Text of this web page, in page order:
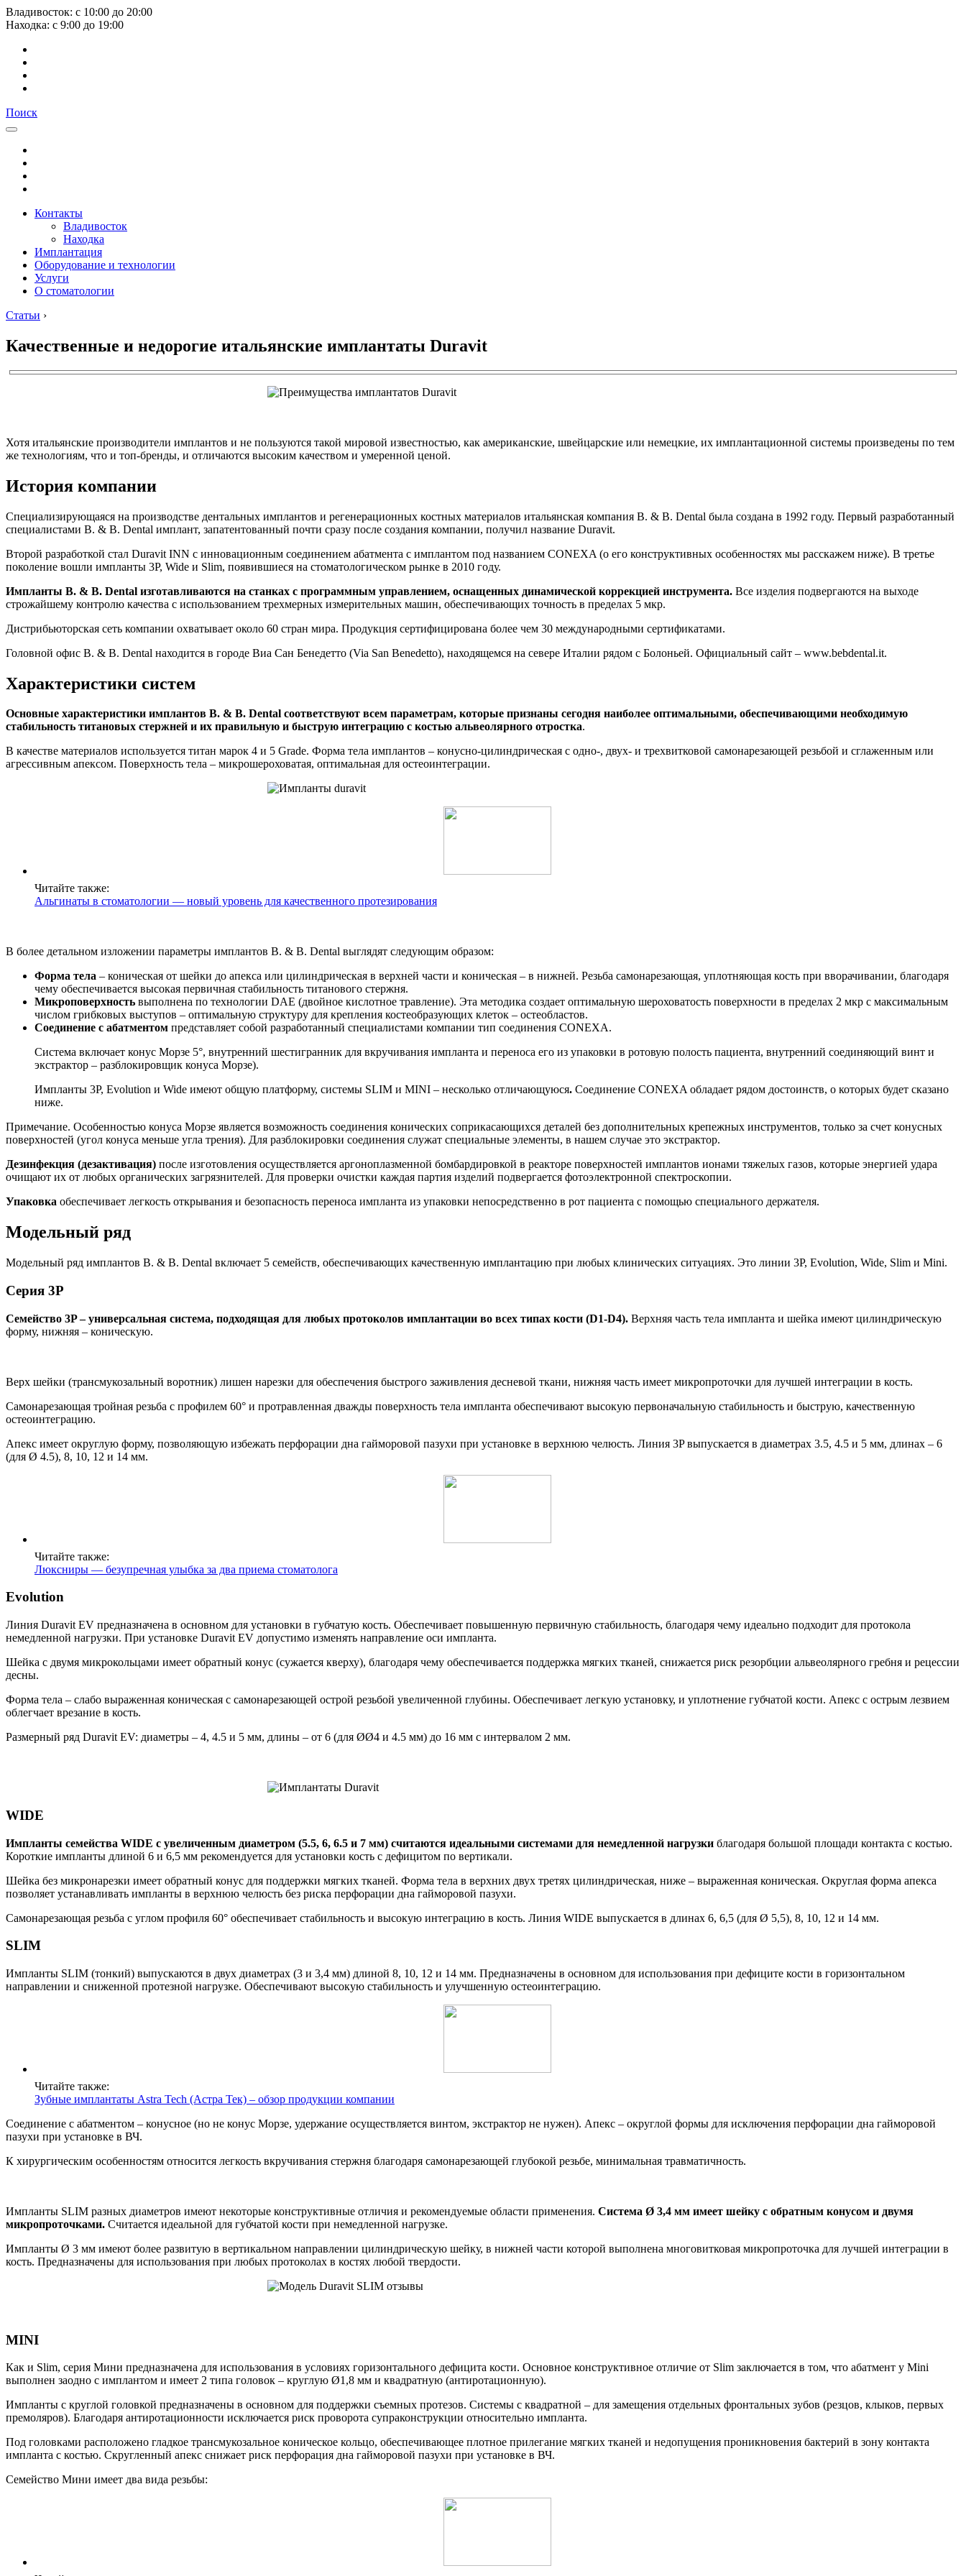
Владивосток: с 10:00 до 20:00
Находка: с 9:00 до 19:00
Поиск
Контакты
Владивосток
Находка
Имплантация
Оборудование и технологии
Услуги
О стоматологии
Статьи ›
Качественные и недорогие итальянские имплантаты Duravit
Хотя итальянские производители имплантов и не пользуются такой мировой известностью, как американские, швейцарские или немецкие, их имплантационной системы произведены по тем
же технологиям, что и топ-бренды, и отличаются высоким качеством и умеренной ценой.
История компании
Специализирующаяся на производстве дентальных имплантов и регенерационных костных материалов итальянская компания B. & B. Dental была создана в 1992 году. Первый разработанный
специалистами B. & B. Dental имплант, запатентованный почти сразу после создания компании, получил название Duravit.
Второй разработкой стал Duravit INN с инновационным соединением абатмента с имплантом под названием CONEXA (о его конструктивных особенностях мы расскажем ниже). В третье
поколение вошли импланты 3P, Wide и Slim, появившиеся на стоматологическом рынке в 2010 году.
Импланты B. & B. Dental изготавливаются на станках с программным управлением, оснащенных динамической коррекцией инструмента. Все изделия подвергаются на выходе
строжайшему контролю качества с использованием трехмерных измерительных машин, обеспечивающих точность в пределах 5 мкр.
Дистрибьюторская сеть компании охватывает около 60 стран мира. Продукция сертифицирована более чем 30 международными сертификатами.
Головной офис B. & B. Dental находится в городе Виа Сан Бенедетто (Via San Benedetto), находящемся на севере Италии рядом с Болоньей. Официальный сайт – www.bebdental.it.
Характеристики систем
Основные характеристики имплантов B. & B. Dental соответствуют всем параметрам, которые признаны сегодня наиболее оптимальными, обеспечивающими необходимую
стабильность титановых стержней и их правильную и быструю интеграцию с костью альвеолярного отростка.
В качестве материалов используется титан марок 4 и 5 Grade. Форма тела имплантов – конусно-цилиндрическая с одно-, двух- и трехвитковой самонарезающей резьбой и сглаженным или
агрессивным апексом. Поверхность тела – микрошероховатая, оптимальная для остеоинтеграции.
Читайте также:
Альгинаты в стоматологии ― новый уровень для качественного протезирования
В более детальном изложении параметры имплантов B. & B. Dental выглядят следующим образом:
Форма тела – коническая от шейки до апекса или цилиндрическая в верхней части и коническая – в нижней. Резьба самонарезающая, уплотняющая кость при вворачивании, благодаря
чему обеспечивается высокая первичная стабильность титанового стержня.
Микроповерхность выполнена по технологии DAE (двойное кислотное травление). Эта методика создает оптимальную шероховатость поверхности в пределах 2 мкр с максимальным
числом грибковых выступов – оптимальную структуру для крепления костеобразующих клеток – остеобластов.
Соединение с абатментом представляет собой разработанный специалистами компании тип соединения CONEXA.
Система включает конус Морзе 5°, внутренний шестигранник для вкручивания импланта и переноса его из упаковки в ротовую полость пациента, внутренний соединяющий винт и
экстрактор – разблокировщик конуса Морзе).
Импланты 3P, Evolution и Wide имеют общую платформу, системы SLIM и MINI – несколько отличающуюся. Соединение CONEXA обладает рядом достоинств, о которых будет сказано
ниже.
Примечание. Особенностью конуса Морзе является возможность соединения конических соприкасающихся деталей без дополнительных крепежных инструментов, только за счет конусных
поверхностей (угол конуса меньше угла трения). Для разблокировки соединения служат специальные элементы, в нашем случае это экстрактор.
Дезинфекция (дезактивация) после изготовления осуществляется аргоноплазменной бомбардировкой в реакторе поверхностей имплантов ионами тяжелых газов, которые энергией удара
очищают их от любых органических загрязнителей. Для проверки очистки каждая партия изделий подвергается фотоэлектронной спектроскопии.
Упаковка обеспечивает легкость открывания и безопасность переноса импланта из упаковки непосредственно в рот пациента с помощью специального держателя.
Модельный ряд
Модельный ряд имплантов B. & B. Dental включает 5 семейств, обеспечивающих качественную имплантацию при любых клинических ситуациях. Это линии 3P, Evolution, Wide, Slim и Mini.
Серия 3P
Семейство 3P – универсальная система, подходящая для любых протоколов имплантации во всех типах кости (D1-D4). Верхняя часть тела импланта и шейка имеют цилиндрическую
форму, нижняя – коническую.
Верх шейки (трансмукозальный воротник) лишен нарезки для обеспечения быстрого заживления десневой ткани, нижняя часть имеет микропроточки для лучшей интеграции в кость.
Самонарезающая тройная резьба с профилем 60° и протравленная дважды поверхность тела импланта обеспечивают высокую первоначальную стабильность и быструю, качественную
остеоинтеграцию.
Апекс имеет округлую форму, позволяющую избежать перфорации дна гайморовой пазухи при установке в верхнюю челюсть. Линия 3P выпускается в диаметрах 3.5, 4.5 и 5 мм, длинах – 6
(для Ø 4.5), 8, 10, 12 и 14 мм.
Читайте также:
Люксниры ― безупречная улыбка за два приема стоматолога
Evolution
Линия Duravit EV предназначена в основном для установки в губчатую кость. Обеспечивает повышенную первичную стабильность, благодаря чему идеально подходит для протокола
немедленной нагрузки. При установке Duravit EV допустимо изменять направление оси импланта.
Шейка с двумя микрокольцами имеет обратный конус (сужается кверху), благодаря чему обеспечивается поддержка мягких тканей, снижается риск резорбции альвеолярного гребня и рецессии
десны.
Форма тела – слабо выраженная коническая с самонарезающей острой резьбой увеличенной глубины. Обеспечивает легкую установку, и уплотнение губчатой кости. Апекс с острым лезвием
облегчает врезание в кость.
Размерный ряд Duravit EV: диаметры – 4, 4.5 и 5 мм, длины – от 6 (для ØØ4 и 4.5 мм) до 16 мм с интервалом 2 мм.
WIDE
Импланты семейства WIDE с увеличенным диаметром (5.5, 6, 6.5 и 7 мм) считаются идеальными системами для немедленной нагрузки благодаря большой площади контакта с костью.
Короткие импланты длиной 6 и 6,5 мм рекомендуется для установки кость с дефицитом по вертикали.
Шейка без микронарезки имеет обратный конус для поддержки мягких тканей. Форма тела в верхних двух третях цилиндрическая, ниже – выраженная коническая. Округлая форма апекса
позволяет устанавливать импланты в верхнюю челюсть без риска перфорации дна гайморовой пазухи.
Самонарезающая резьба с углом профиля 60° обеспечивает стабильность и высокую интеграцию в кость. Линия WIDE выпускается в длинах 6, 6,5 (для Ø 5,5), 8, 10, 12 и 14 мм.
SLIM
­Импланты SLIM (тонкий) выпускаются в двух диаметрах (3 и 3,4 мм) длиной 8, 10, 12 и 14 мм. Предназначены в основном для использования при дефиците кости в горизонтальном
направлении и сниженной протезной нагрузке. Обеспечивают высокую стабильность и улучшенную остеоинтеграцию.
Читайте также:
Зубные имплантаты Astra Tech (Астра Тек) – обзор продукции компании
Соединение с абатментом – конусное (но не конус Морзе, удержание осуществляется винтом, экстрактор не нужен). Апекс – округлой формы для исключения перфорации дна гайморовой
пазухи при установке в ВЧ.
К хирургическим особенностям относится легкость вкручивания стержня благодаря самонарезающей глубокой резьбе, минимальная травматичность.
Импланты SLIM разных диаметров имеют некоторые конструктивные отличия и рекомендуемые области применения. Система Ø 3,4 мм имеет шейку с обратным конусом и двумя
микропроточками. Считается идеальной для губчатой кости при немедленной нагрузке.
Импланты Ø 3 мм имеют более развитую в вертикальном направлении цилиндрическую шейку, в нижней части которой выполнена многовитковая микропроточка для лучшей интеграции в
кость. Предназначены для использования при любых протоколах в костях любой твердости.
MINI
Как и Slim, серия Мини предназначена для использования в условиях горизонтального дефицита кости. Основное конструктивное отличие от Slim заключается в том, что абатмент у Mini
выполнен заодно с имплантом и имеет 2 типа головок – круглую Ø1,8 мм и квадратную (антиротационную).
Импланты с круглой головкой предназначены в основном для поддержки съемных протезов. Системы с квадратной – для замещения отдельных фронтальных зубов (резцов, клыков, первых
премоляров). Благодаря антиротационности исключается риск проворота супраконструкции относительно импланта.
Под головками расположено гладкое трансмукозальное коническое кольцо, обеспечивающее плотное прилегание мягких тканей и недопущения проникновения бактерий в зону контакта
импланта с костью. Скругленный апекс снижает риск перфорация дна гайморовой пазухи при установке в ВЧ.
Семейство Мини имеет два вида резьбы: